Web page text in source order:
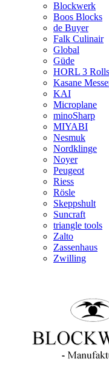
Blockwerk
Boos Blocks
de Buyer
Falk Culinair
Global
Güde
HORL 3
Kasane
KAI
Microplane
minoSharp
MIYABI
Nesmuk
Nordklinge
Noyer
Peugeot
Riess
Rösle
Skeppshult
Suncraft
triangle tools
Zalto
Zassenhaus
Zwilling